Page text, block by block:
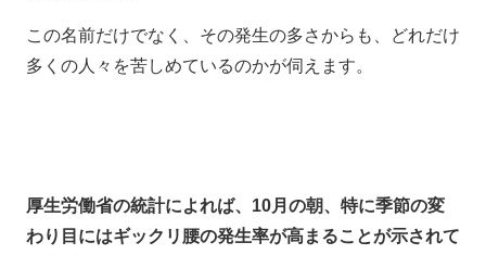
この名前だけでなく、その発生の多さからも、どれだけ
多くの人々を苦しめているのかが伺えます。
厚生労働省の統計によれば、10月の朝、特に季節の変
わり目にはギックリ腰の発生率が高まることが示されて